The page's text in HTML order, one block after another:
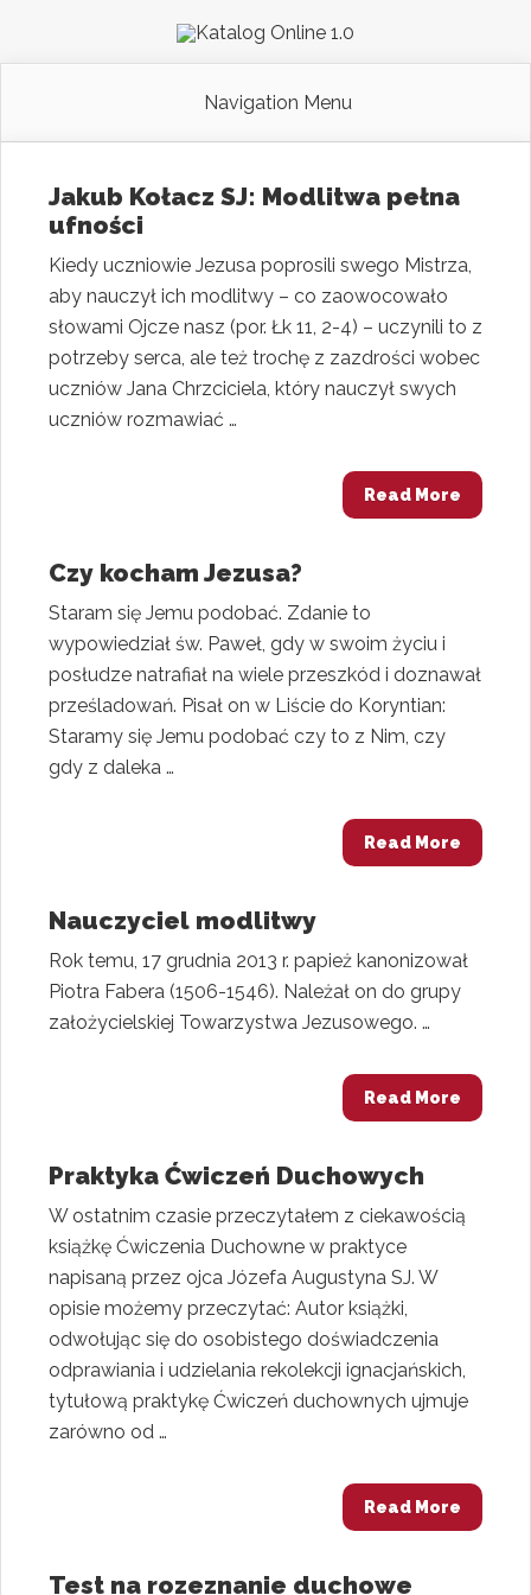
Navigation Menu
Jakub Kołacz SJ: Modlitwa pełna
ufności
Kiedy uczniowie Jezusa poprosili swego Mistrza,
aby nauczył ich modlitwy – co zaowocowało
słowami Ojcze nasz (por. Łk 11, 2-4) – uczynili to z
potrzeby serca, ale też trochę z zazdrości wobec
uczniów Jana Chrzciciela, który nauczył swych
uczniów rozmawiać …
Read More
Czy kocham Jezusa?
Staram się Jemu podobać. Zdanie to
wypowiedział św. Paweł, gdy w swoim życiu i
posłudze natrafiał na wiele przeszkód i doznawał
prześladowań. Pisał on w Liście do Koryntian:
Staramy się Jemu podobać czy to z Nim, czy
gdy z daleka …
Read More
Nauczyciel modlitwy
Rok temu, 17 grudnia 2013 r. papież kanonizował
Piotra Fabera (1506-1546). Należał on do grupy
założycielskiej Towarzystwa Jezusowego. …
Read More
Praktyka Ćwiczeń Duchowych
W ostatnim czasie przeczytałem z ciekawością
książkę Ćwiczenia Duchowne w praktyce
napisaną przez ojca Józefa Augustyna SJ. W
opisie możemy przeczytać: Autor książki,
odwołując się do osobistego doświadczenia
odprawiania i udzielania rekolekcji ignacjańskich,
tytułową praktykę Ćwiczeń duchownych ujmuje
zarówno od …
Read More
Test na rozeznanie duchowe